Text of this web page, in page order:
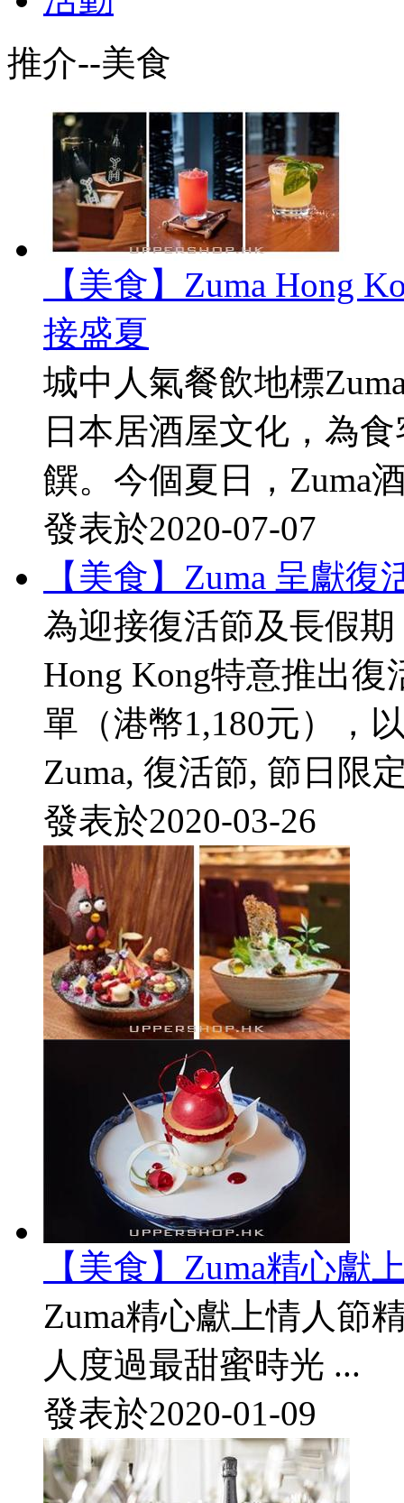
推介--美食
【美食】Zuma Hong
接盛夏
城中人氣餐飲地標
日本居酒屋文化，為
饌。今個夏日，Zuma
發表於2020-07-07
【美食】Zuma 呈獻復
為迎接復活節及長假
Hong Kong特意推出
單（港幣1,180元），
Zuma, 復活節, 節日限
發表於2020-03-26
【美食】Zuma精心獻
Zuma精心獻上情人節
人度過最甜蜜時光 ...
發表於2020-01-09